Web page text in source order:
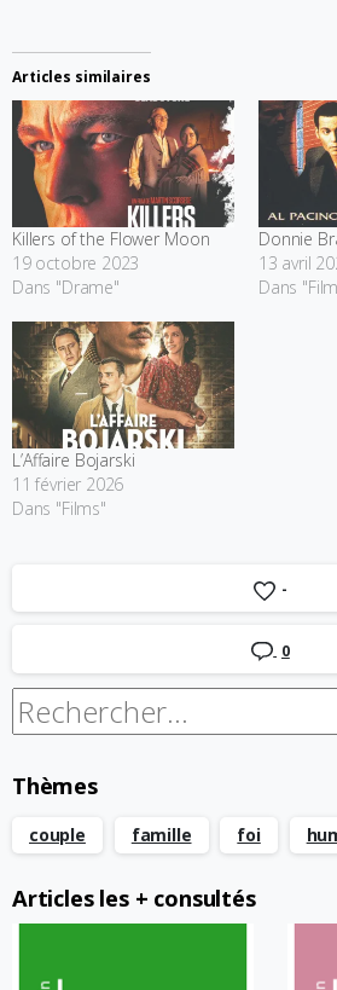
Articles similaires
Killers of the Flower Moon
19 octobre 2023
Dans "Drame"
Donnie
13 avril
Dans
L’Affaire Bojarski
11 février 2026
Dans "Films"
-
0
Rechercher :
Thèmes
couple famille foi
Articles les + consultés